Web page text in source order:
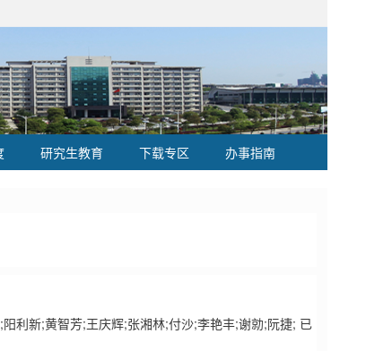
研究生教育 下载专区 办事指南
利新;黄智芳;王庆辉;张湘林;付沙;李艳丰;谢勍;阮捷; 已